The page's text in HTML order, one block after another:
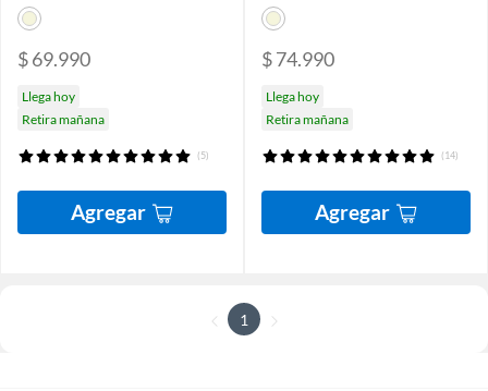
$ 69.990
Llega hoy
Retira mañana
(5)
Agregar
$ 74.990
Llega hoy
Retira mañana
(14)
Agregar
1